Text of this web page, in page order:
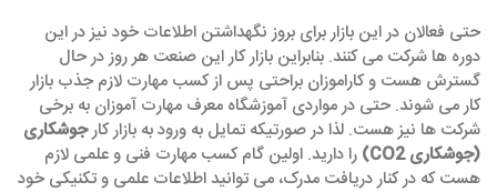
حتی فعالان در این بازار برای بروز نگهداشتن اطلاعات خود نیز در این
دوره ها شرکت می کنند. بنابراین بازار کار این صنعت هر روز در حال
گسترش هست و کاراموزان براحتی پس از کسب مهارت لازم جذب بازار
کار می شوند. حتی در مواردی آموزشگاه معرف مهارت آموزان به برخی
شرکت ها نیز هست. لذا در صورتیکه تمایل به ورود به بازار کارجوشکاری
(جوشکاری CO2)
را دارید. اولین گام کسب مهارت فنی و علمی لازم
هست که در کنار دریافت مدرک، می توانید اطلاعات علمی و تکنیکی خود